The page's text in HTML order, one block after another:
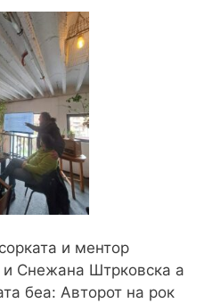
и ментор
и Снежана Штрковска а
беа: Aвторот на рок